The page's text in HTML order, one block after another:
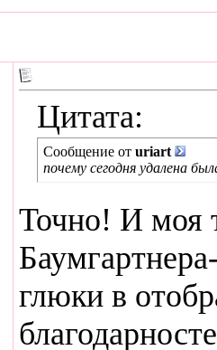
Цитата:
Сообщение от uriart
почему сегодня удалена
Точно! И моя
глюки в